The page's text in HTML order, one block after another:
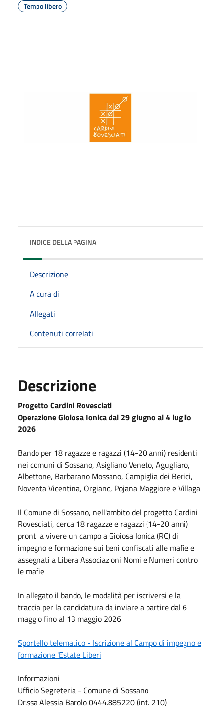
Tempo libero
INDICE DELLA PAGINA
Descrizione
A cura di
Allegati
Contenuti correlati
Descrizione
Progetto Cardini Rovesciati
Operazione Gioiosa Ionica dal 29 giugno al4 luglio
2026
Bando per 18 ragazze e ragazzi (14-20 anni) residenti
nei comuni di Sossano, Asigliano Veneto, Agugliaro,
Albettone, Barbarano Mossano, Campiglia dei Berici,
Noventa Vicentina, Orgiano, Pojana Maggiore e Villaga
Il Comune di Sossano, nell'ambito del progetto Cardini
Rovesciati, cerca 18 ragazze e ragazzi (14-20 anni)
pronti a vivere un campo a Gioiosa Ionica (RC) di
impegno e formazione sui beni confiscati alle mafie e
assegnati a Libera Associazioni Nomi e Numeri contro
le mafie
In allegato il bando, le modalità per iscriversi e la
traccia per la candidatura da inviare a partire dal 6
maggio fino al 13 maggio 2026
Sportello telematico - Iscrizione al Campo di impegno e
formazione 'Estate Liberi
Informazioni
Ufficio Segreteria - Comune di Sossano
Dr.ssa Alessia Barolo 0444.885220 (int. 210)